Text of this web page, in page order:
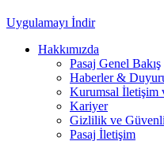
Uygulamayı İndir
Hakkımızda
Pasaj Genel Bakış
Haberler &
Kurumsal İletişim
Kariyer
Gizlilik ve
Pasaj İletişim